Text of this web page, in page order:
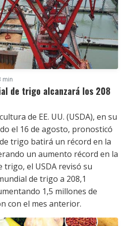
min
de trigo alcanzará los 208
de EE. UU. (USDA), en su
el 16 de agosto, pronosticó
trigo batirá un récord en la
un aumento récord en la
trigo, el USDA revisó su
de trigo a 208,1
1,5 millones de
con el mes anterior.